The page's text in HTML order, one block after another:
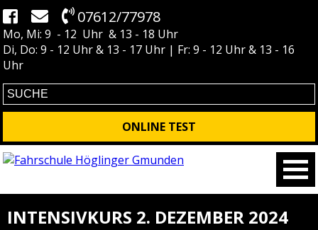
07612/77978
Mo, Mi: 9 - 12 Uhr & 13 - 18 Uhr
Di, Do: 9 - 12 Uhr & 13 - 17 Uhr | Fr: 9 - 12 Uhr & 13 - 16
Uhr
ONLINE TEST
INTENSIVKURS 2. DEZEMBER 2024